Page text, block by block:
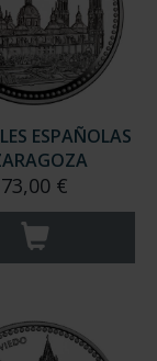
ESPAÑOLAS
73,00 €